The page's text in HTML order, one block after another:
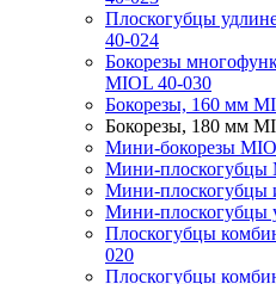
Плоскогубцы
40-024
Бокорезы
MIOL 40-030
Бокорезы, 160 мм
Бокорезы, 180 мм
Мини-бокорезы
Мини-плоскогубцы
Мини-плоскогубцы
Мини-плоскогубцы
Плоскогубцы
020
Плоскогубцы